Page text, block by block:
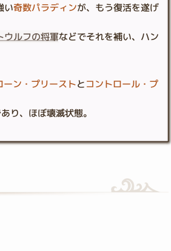
い奇数パラディンが、もう復活を遂げ
ウルフの将軍などでそれを補い、ハン
ーン・プリーストとコントロール・プ
り、ほぼ壊滅状態。